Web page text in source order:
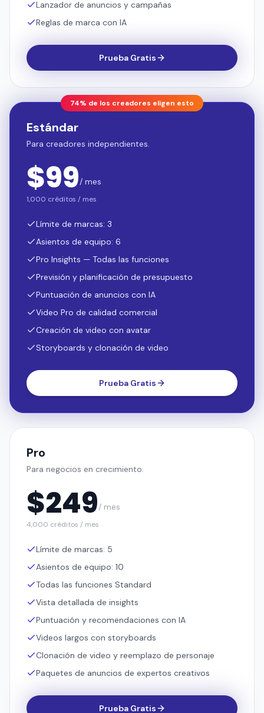
Lanzador de anuncios y campañas
Reglas de marca con IA
Prueba Gratis
74% de los creadores eligen esto
Estándar
Para creadores independientes.
$99/ mes
1,000 créditos / mes
Límite de marcas: 3
Asientos de equipo: 6
Pro Insights — Todas las funciones
Previsión y planificación de presupuesto
Puntuación de anuncios con IA
Video Pro de calidad comercial
Creación de video con avatar
Storyboards y clonación de video
Prueba Gratis
Pro
Para negocios en crecimiento.
$249/ mes
4,000 créditos / mes
Límite de marcas: 5
Asientos de equipo: 10
Todas las funciones Standard
Vista detallada de insights
Puntuación y recomendaciones con IA
Videos largos con storyboards
Clonación de video y reemplazo de personaje
Paquetes de anuncios de expertos creativos
Prueba Gratis